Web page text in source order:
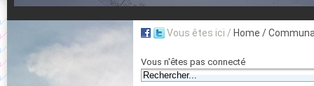
Vous êtes ici / Home /
Vous n'êtes pas connecté